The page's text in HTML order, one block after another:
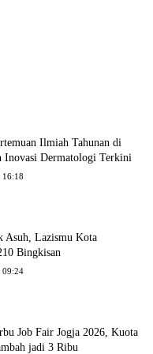
Ilmiah Tahunan di
Inovasi Dermatologi Terkini
16:18
Asuh, Lazismu Kota
Bingkisan
09:24
Job Fair Jogja 2026, Kuota
jadi 3 Ribu